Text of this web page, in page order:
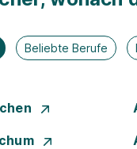
Beliebte Berufe